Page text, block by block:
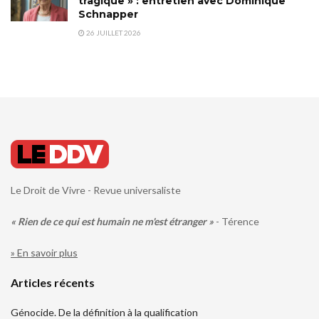
Schnapper
26 JUILLET 2026
Le Droit de Vivre - Revue universaliste
« Rien de ce qui est humain ne m'est étranger » - Térence
» En savoir plus
Articles récents
Génocide. De la définition à la qualification